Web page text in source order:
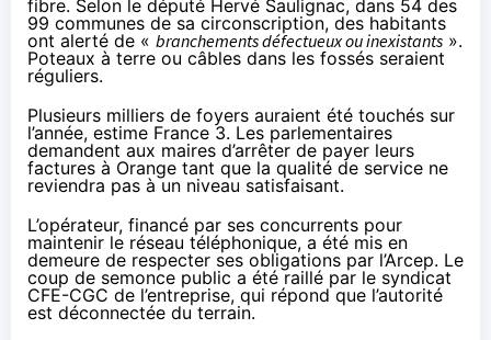
fibre. Selon le député Hervé Saulignac, dans 54 des
99 communes de sa circonscription, des habitants
ont alerté de « branchements défectueux ou inexistants ».
Poteaux à terre ou câbles dans les fossés seraient
réguliers.
Plusieurs milliers de foyers auraient été touchés sur
l’année, estime France 3. Les parlementaires
demandent aux maires d’arrêter de payer leurs
factures à Orange tant que la qualité de service ne
reviendra pas à un niveau satisfaisant.
L’opérateur, financé par ses concurrents pour
maintenir le réseau téléphonique, a été mis en
demeure de respecter ses obligations par l’Arcep. Le
coup de semonce public a été raillé par le syndicat
CFE-CGC de l’entreprise, qui répond que l’autorité
est déconnectée du terrain.